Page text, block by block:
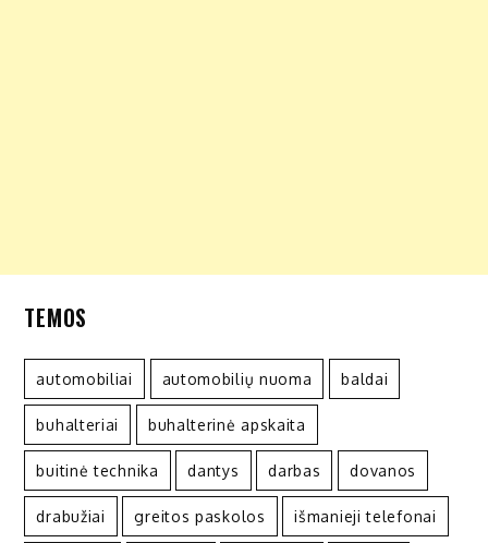
TEMOS
automobiliai automobilių nuoma baldai
buhalteriai buhalterinė apskaita
buitinė technika dantys darbas dovanos
drabužiai greitos paskolos išmanieji telefonai